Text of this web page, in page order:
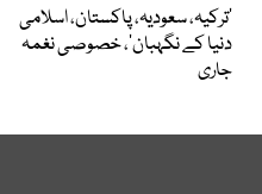
‘ترکیہ، سعودیہ، پاکستان، اسلامی
دنیا کے نگہبان’، خصوصی نغمہ
جاری